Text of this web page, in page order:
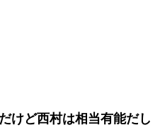
けど西村は相当有能だし